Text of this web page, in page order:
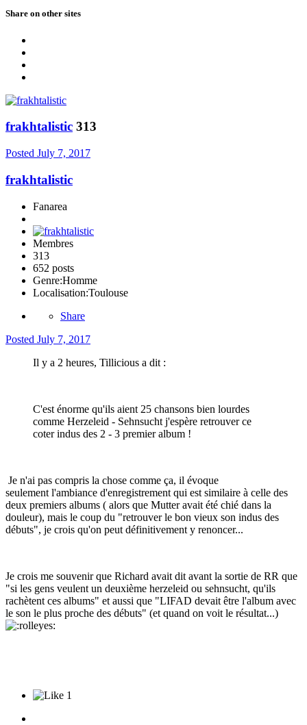
Share on other sites
frakhtalistic 313
Posted July 7, 2017
frakhtalistic
Fanarea
Membres
313
652 posts
Genre:Homme
Localisation:Toulouse
Share
Posted July 7, 2017
Il y a 2 heures, Tillicious a dit :
C'est énorme qu'ils aient 25 chansons bien lourdes
comme Herzeleid - Sehnsucht j'espère retrouver ce
coter indus des 2 - 3 premier album !
Je n'ai pas compris la chose comme ça, il évoque
seulement l'ambiance d'enregistrement qui est similaire à celle des
deux premiers albums ( alors que Mutter avait été chié dans la
douleur), mais le coup du "retrouver le bon vieux son indus des
débuts", je crois qu'on peut définitivement y renoncer...
Je crois me souvenir que Richard avait dit avant la sortie de RR que
"si les gens veulent un deuxième herzeleid ou sehnsucht, qu'ils
rachètent ces albums" et aussi que "LIFAD devait être l'album avec
le son le plus proche des débuts" (et quand on voit le résultat...)
1